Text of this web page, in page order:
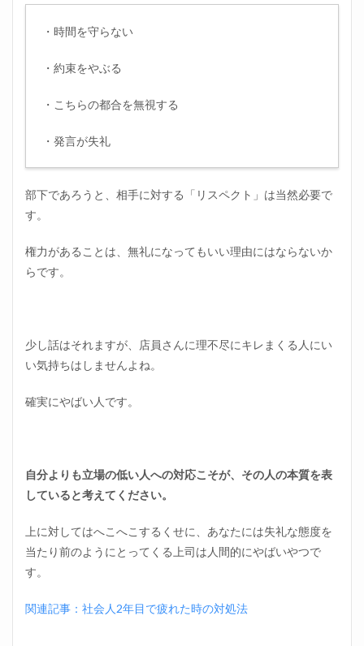
すぎ
上司
徴と
まと
・時間を守らない
・約束をやぶる
・こちらの都合を無視する
・発言が失礼
部下であろうと、相手に対する「リスペクト」は当然必要で
す。
権力があることは、無礼になってもいい理由にはならないか
らです。
少し話はそれますが、店員さんに理不尽にキレまくる人にい
い気持ちはしませんよね。
確実にやばい人です。
自分よりも立場の低い人への対応こそが、その人の本質を表
していると考えてください。
上に対してはへこへこするくせに、あなたには失礼な態度を
当たり前のようにとってくる上司は人間的にやばいやつで
す。
関連記事：社会人2年目で疲れた時の対処法